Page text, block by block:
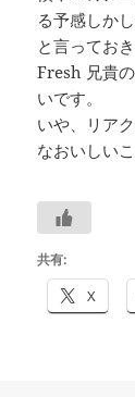
る予感しかし
と言ってお
Fresh 兄貴
いです。
いや、リア
なおいしい
共有:
X